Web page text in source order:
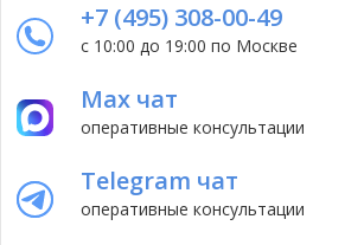
+7 (495) 308-00-49
с 10:00 до 19:00 по Москве
Max чат
оперативные консультации
Telegram чат
оперативные консультации